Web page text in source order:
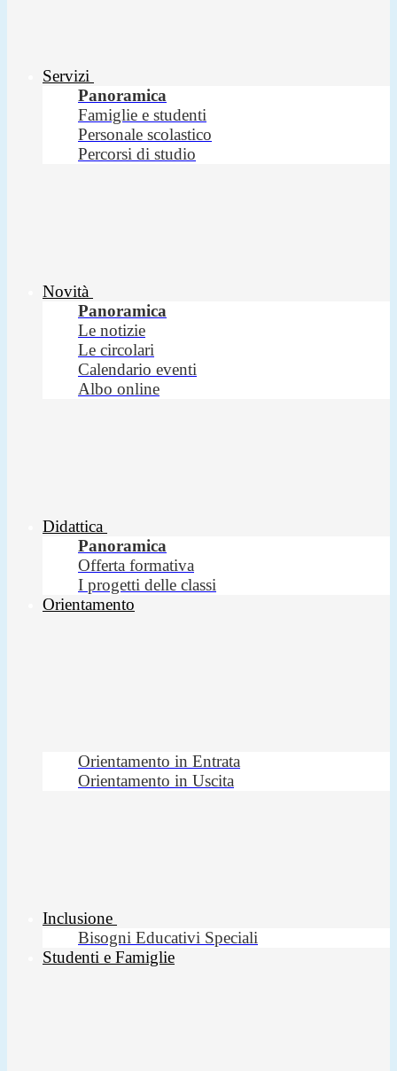
Servizi
Panoramica
Famiglie e studenti
Personale scolastico
Percorsi di studio
Novità
Panoramica
Le notizie
Le circolari
Calendario eventi
Albo online
Didattica
Panoramica
Offerta formativa
I progetti delle classi
Orientamento
Orientamento in Entrata
Orientamento in Uscita
Inclusione
Bisogni Educativi Speciali
Studenti e Famiglie